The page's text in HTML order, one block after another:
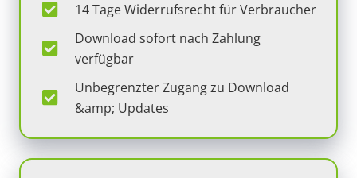
14 Tage Widerrufsrecht für Verbraucher
Download sofort nach Zahlung
verfügbar
Unbegrenzter Zugang zu Download
&amp; Updates